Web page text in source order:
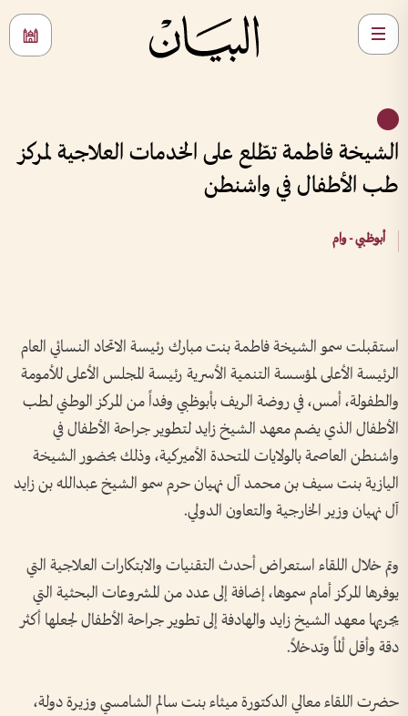
الشيخة فاطمة تطّلع على الخدمات العلاجية لمركز
طب الأطفال في واشنطن
أبوظبي - وام
استقبلت سمو الشيخة فاطمة بنت مبارك رئيسة الاتحاد النسائي العام
الرئيسة الأعلى لمؤسسة التنمية الأسرية رئيسة المجلس الأعلى للأمومة
والطفولة، أمس، في روضة الريف بأبوظبي وفداً من المركز الوطني لطب
الأطفال الذي يضم معهد الشيخ زايد لتطوير جراحة الأطفال في
واشنطن العاصمة بالولايات المتحدة الأميركية، وذلك بحضور الشيخة
اليازية بنت سيف بن محمد آل نهيان حرم سمو الشيخ عبدالله بن زايد
آل نهيان وزير الخارجية والتعاون الدولي.
وتم خلال اللقاء استعراض أحدث التقنيات والابتكارات العلاجية التي
يوفرها المركز أمام سموها، إضافة إلى عدد من المشروعات البحثية التي
يجريها معهد الشيخ زايد والهادفة إلى تطوير جراحة الأطفال لجعلها أكثر
دقة وأقل ألماً وتدخلاً.
حضرت اللقاء معالي الدكتورة ميثاء بنت سالم الشامسي وزيرة دولة،